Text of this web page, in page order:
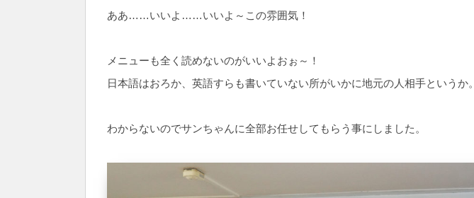
ああ……いいよ……いいよ～この雰囲気！
メニューも全く読めないのがいいよおぉ～！
日本語はおろか、英語すらも書いていない所がいかに地元の人相手というか。
わからないのでサンちゃんに全部お任せしてもらう事にしました。